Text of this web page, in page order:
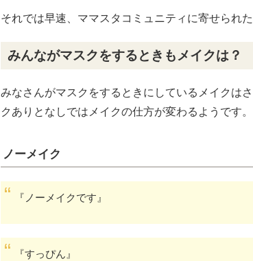
それでは早速、ママスタコミュニティに寄せられ
みんながマスクをするときもメイクは？
みなさんがマスクをするときにしているメイクは
クありとなしではメイクの仕方が変わるようです。
ノーメイク
『ノーメイクです』
『すっぴん』